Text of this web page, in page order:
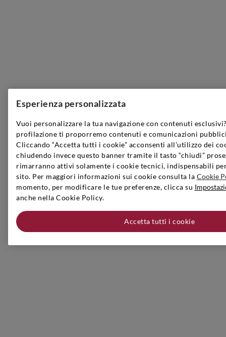
Esperienza personalizzata
Vuoi personalizzare la tua navigazione con contenuti
profilazione ti proporremo contenuti e comunicazioni
Cliccando “Accetta tutti i cookie” acconsenti all’utilizzo dei
chiudendo invece questo banner tramite il tasto “chiudi”
rimarranno attivi solamente i cookie tecnici, indispensabili
sito. Per maggiori informazioni sui cookie consulta la Cookie
momento, per modificare le tue preferenze, clicca su
anche nella Cookie Policy.
Accetta tutti i cookie